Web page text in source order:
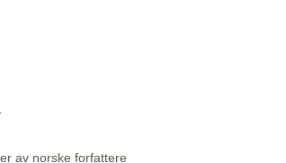
av norske forfattere